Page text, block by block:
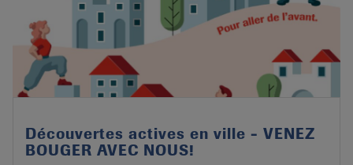
Découvertes actives en ville - VENEZ
BOUGER AVEC NOUS!